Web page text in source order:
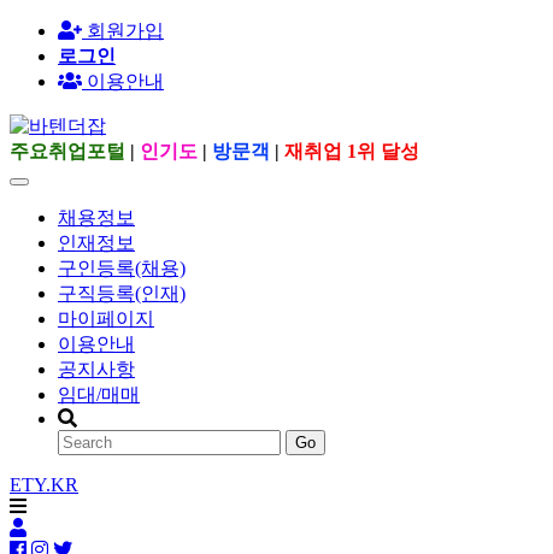
회원가입
로그인
이용안내
주요취업포털 | 인기도 | 방문객 | 재취업 1위 달성
채용정보
인재정보
구인등록(채용)
구직등록(인재)
마이페이지
이용안내
공지사항
임대/매매
Go
ETY.KR